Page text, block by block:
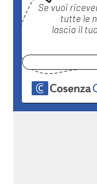
Se vuoi
tutte le
lascia il